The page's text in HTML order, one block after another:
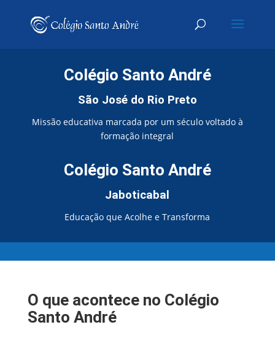
Colégio Santo André
São José do Rio Preto
Missão educativa marcada por um século voltado à
formação integral
Colégio Santo André
Jaboticabal
Educação que Acolhe e Transforma
O que acontece no Colégio
Santo André